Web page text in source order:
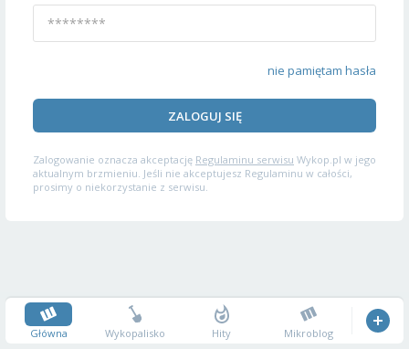
nie pamiętam hasła
ZALOGUJ SIĘ
Zalogowanie oznacza akceptację Regulaminu serwisu Wykop.pl w jego
aktualnym brzmieniu. Jeśli nie akceptujesz Regulaminu w całości,
prosimy o niekorzystanie z serwisu.
Główna Wykopalisko Hity Mikroblog